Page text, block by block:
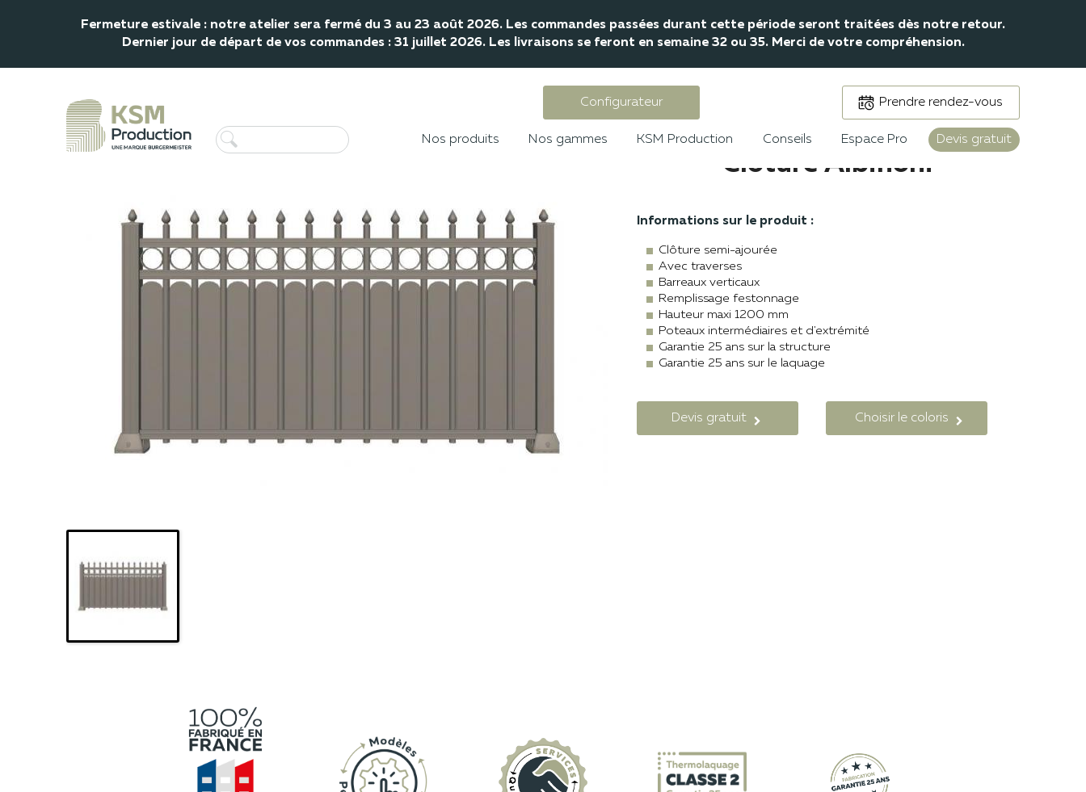
Fermeture estivale : notre atelier sera fermé du 3 au 23 août 2026. Les commandes passées durant cette période seront traitées dès notre retour.
Dernier jour de départ de vos commandes : 31 juillet 2026. Les livraisons se feront en semaine 32 ou 35. Merci de votre compréhension.
Configurateur Prendre rendez-vous
Nos produits Nos gammes KSM Production Conseils Espace Pro Devis gratuit
Accueil Clôture Clôture Albinoni
Clôture Albinoni
Informations sur le produit :
Clôture semi-ajourée
Avec traverses
Barreaux verticaux
Remplissage festonnage
Hauteur maxi 1200 mm
Poteaux intermédiaires et d'extrémité
Garantie 25 ans sur la structure
Garantie 25 ans sur le laquage
Devis gratuit Choisir le coloris